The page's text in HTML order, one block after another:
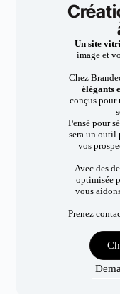
Un site
image et
Chez
élégants
conçus pour
Pensé pour
sera un outil
vos
Avec des
optimisée
vous
Prenez